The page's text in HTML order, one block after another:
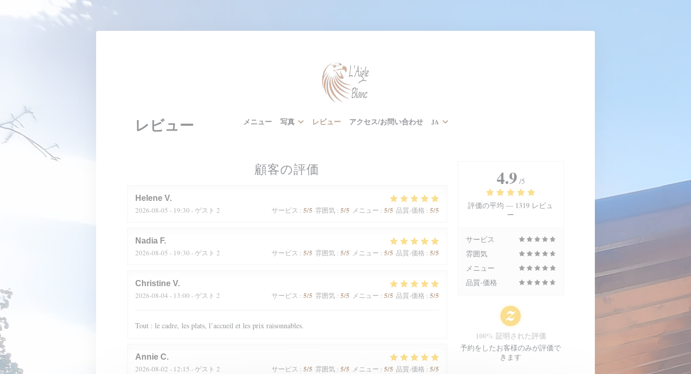
クッキー利用の管理について
メニュー 写真 レビュー アクセス/お問い合わせ JA
レビュー
顧客の評価
Helene V
2026-08-05 - 19:30 - ゲスト 2 サービス : 5/5 雰囲気: 5/5 メニュー : 5/5 品質-価格 : 5/5
Nadia F
2026-08-05 - 19:30 - ゲスト 2 サービス : 5/5 雰囲気: 5/5 メニュー : 5/5 品質-価格 : 5/5
Christine V
2026-08-04 - 13:00 - ゲスト 2 サービス : 5/5 雰囲気: 5/5 メニュー : 5/5 品質-価格 : 5/5
Tout : le cadre, les plats, l’accueil et les prix raisonnables.
Annie C
2026-08-02 - 12:15 - ゲスト 2 サービス : 5/5 雰囲気: 5/5 メニュー : 5/5 品質-価格 : 5/5
4.9 /5
評価の平均 — 1319 レビュ
ー
サービス
雰囲気
メニュー
品質-価格
100% 証明された評価
予約をしたお客様のみが評価で
きます